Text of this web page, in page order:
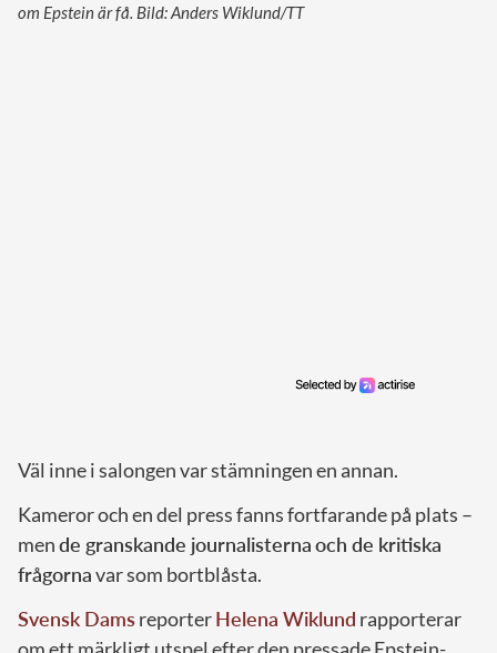
om Epstein är få. Bild: Anders Wiklund/TT
Väl inne i salongen var stämningen en annan.
Kameror och en del press fanns fortfarande på plats –
mende granskande journalisternaoch de kritiska
frågornavar som bortblåsta.
Svensk DamsreporterHelena Wiklund rapporterar